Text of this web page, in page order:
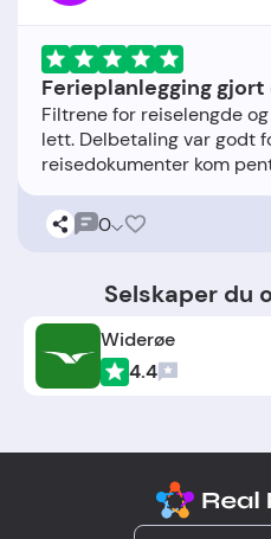
Ferieplanlegging
Filtrene for reiselengde
lett. Delbetaling var godt
0
Selskaper du
Widerøe
4.4